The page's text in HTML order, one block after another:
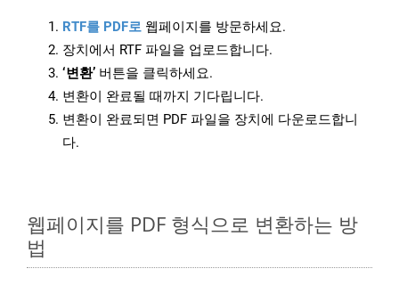
RTF를 PDF로 웹페이지를 방문하세요.
장치에서 RTF 파일을 업로드합니다.
‘변환’ 버튼을 클릭하세요.
변환이 완료될 때까지 기다립니다.
변환이 완료되면 PDF 파일을 장치에 다운로드합니
다.
웹페이지를 PDF 형식으로 변환하는 방
법